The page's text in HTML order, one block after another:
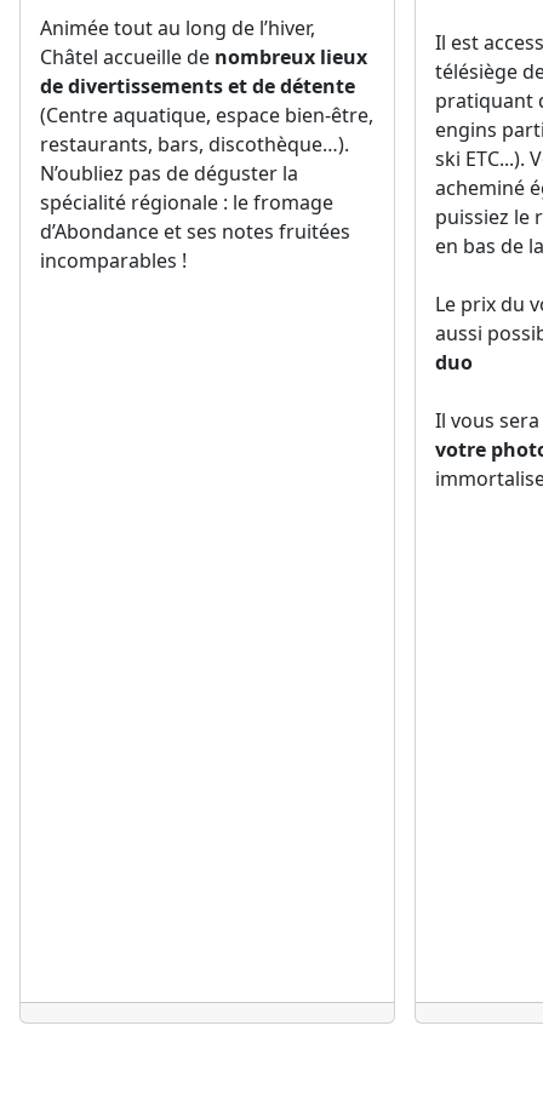
Animée tout au long de l’hiver,
Châtel accueille de nombreux lieux
de divertissements et de détente
(Centre aquatique, espace bien-être,
restaurants, bars, discothèque…).
N’oubliez pas de déguster la
spécialité régionale : le fromage
d’Abondance et ses notes fruitées
incomparables !
Il est
télésiège
pratiquant
engins
ski ETC...).
acheminé
puissiez le
en bas de
Le prix du
aussi
duo
Il vous
votre